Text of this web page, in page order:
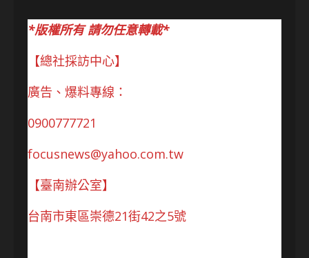
*版權所有 請勿任意轉載*
【總社採訪中心】
廣告、爆料專線：
0900777721
focusnews@yahoo.com.tw
【臺南辦公室】
台南市東區崇德21街42之5號